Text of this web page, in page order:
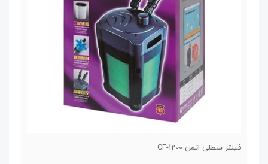
فیلتر سطلی اتمن CF-1200